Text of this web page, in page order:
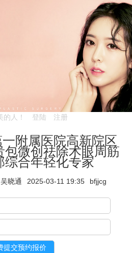
的人！ 登陆 注册
附属医院高新院区
包微创祛除术眼周筋
综合年轻化专家
吴晓通 2025-03-11 19:35 bfjjcg